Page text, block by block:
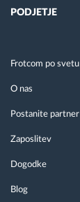
PODJETJE
Frotcom po svetu
O nas
Postanite partner
Zaposlitev
Dogodke
Blog